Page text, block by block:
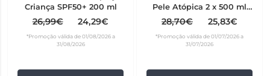
Criança SPF50+ 200 ml
26,99€ 24,29€
*Promoção válida de 01/08/2026 a
31/08/2026
Pele Atópica 2 x 500 ml
com Desconto de 65% na
2ª Embalagem
28,70€ 25,83€
*Promoção válida de 01/07/2026 a
31/07/2026